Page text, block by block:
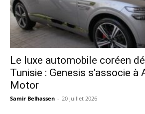
Le luxe automobile coréen
Tunisie : Genesis s’associe à
Motor
Samir Belhassen - 20 juillet 2026